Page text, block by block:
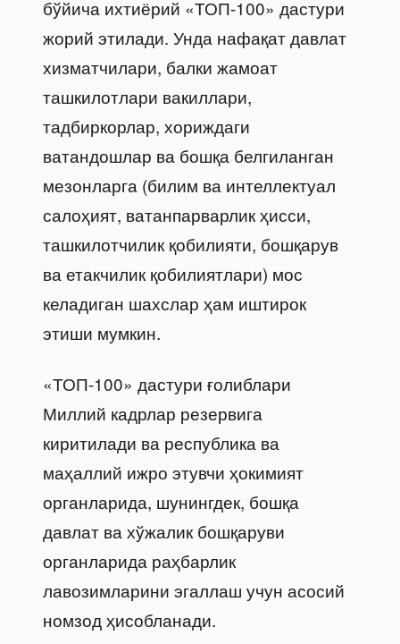
бўйича ихтиёрий «ТОП-100» дастури
жорий этилади. Унда нафақат давлат
хизматчилари, балки жамоат
ташкилотлари вакиллари,
тадбиркорлар, хориждаги
ватандошлар ва бошқа белгиланган
мезонларга (билим ва интеллектуал
салоҳият, ватанпарварлик ҳисси,
ташкилотчилик қобилияти, бошқарув
ва етакчилик қобилиятлари) мос
келадиган шахслар ҳам иштирок
этиши мумкин.
«ТОП-100» дастури ғолиблари
Миллий кадрлар резервига
киритилади ва республика ва
маҳаллий ижро этувчи ҳокимият
органларида, шунингдек, бошқа
давлат ва хўжалик бошқаруви
органларида раҳбарлик
лавозимларини эгаллаш учун асосий
номзод ҳисобланади.